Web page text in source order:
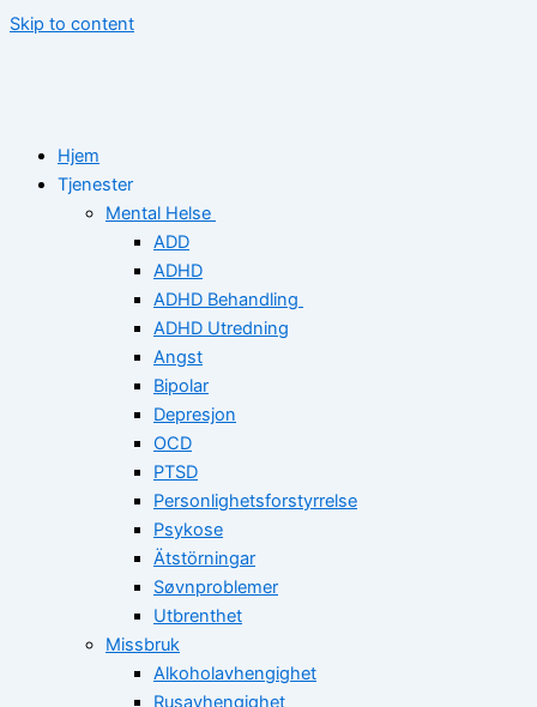
Skip to content
Hjem
Tjenester
Mental Helse
ADD
ADHD
ADHD Behandling
ADHD Utredning
Angst
Bipolar
Depresjon
OCD
PTSD
Personlighetsforstyrrelse
Psykose
Ätstörningar
Søvnproblemer
Utbrenthet
Missbruk
Alkoholavhengighet
Rusavhengighet